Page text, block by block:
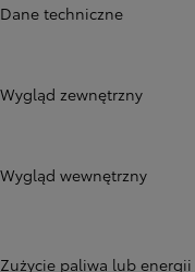
Dane techniczne
Wygląd zewnętrzny
Wygląd wewnętrzny
Zużycie paliwa lub energii